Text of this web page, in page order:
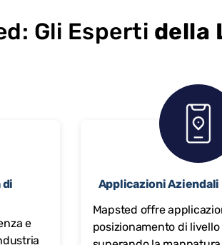
Gli Esperti della
di
e
Applicazioni
Mapsted offre
posizionamento di livello